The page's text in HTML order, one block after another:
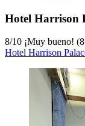
Hotel Harrison
8/10 ¡Muy bueno!
Hotel Harrison